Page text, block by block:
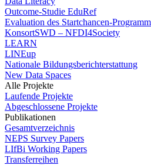
Outcome-Studie EduRef
Evaluation des Startchancen-
KonsortSWD – NFDI4Society
LEARN
LINEup
Nationale Bildungsberichterstattung
New Data Spaces
Alle Projekte
Laufende Projekte
Abgeschlossene Projekte
Publikationen
Gesamtverzeichnis
NEPS Survey Papers
LIfBi Working Papers
Transferreihen